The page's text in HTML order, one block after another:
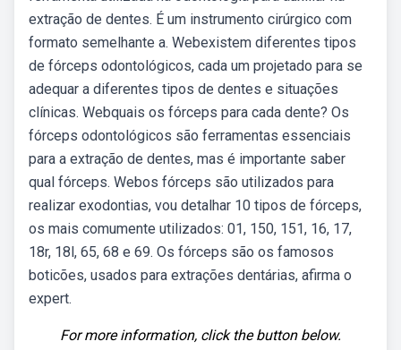
extração de dentes. É um instrumento cirúrgico com
formato semelhante a. Webexistem diferentes tipos
de fórceps odontológicos, cada um projetado para se
adequar a diferentes tipos de dentes e situações
clínicas. Webquais os fórceps para cada dente? Os
fórceps odontológicos são ferramentas essenciais
para a extração de dentes, mas é importante saber
qual fórceps. Webos fórceps são utilizados para
realizar exodontias, vou detalhar 10 tipos de fórceps,
os mais comumente utilizados: 01, 150, 151, 16, 17,
18r, 18l, 65, 68 e 69. Os fórceps são os famosos
boticões, usados para extrações dentárias, afirma o
expert.
For more information, click the button below.